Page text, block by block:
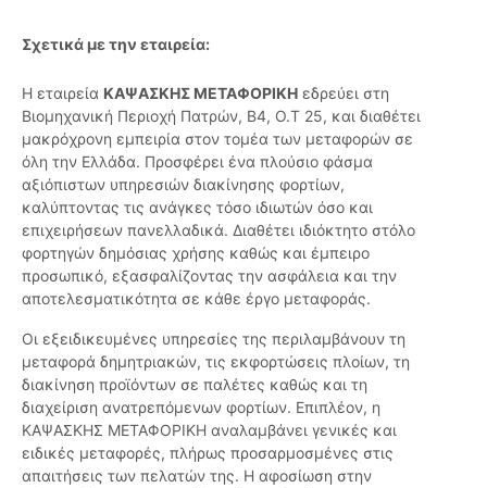
Σχετικά με την εταιρεία:
Η εταιρεία ΚΑΨΑΣΚΗΣ ΜΕΤΑΦΟΡΙΚΗ εδρεύει στη
Βιομηχανική Περιοχή Πατρών, Β4, Ο.Τ 25, και διαθέτει
μακρόχρονη εμπειρία στον τομέα των μεταφορών σε
όλη την Ελλάδα. Προσφέρει ένα πλούσιο φάσμα
αξιόπιστων υπηρεσιών διακίνησης φορτίων,
καλύπτοντας τις ανάγκες τόσο ιδιωτών όσο και
επιχειρήσεων πανελλαδικά. Διαθέτει ιδιόκτητο στόλο
φορτηγών δημόσιας χρήσης καθώς και έμπειρο
προσωπικό, εξασφαλίζοντας την ασφάλεια και την
αποτελεσματικότητα σε κάθε έργο μεταφοράς.
Οι εξειδικευμένες υπηρεσίες της περιλαμβάνουν τη
μεταφορά δημητριακών, τις εκφορτώσεις πλοίων, τη
διακίνηση προϊόντων σε παλέτες καθώς και τη
διαχείριση ανατρεπόμενων φορτίων. Επιπλέον, η
ΚΑΨΑΣΚΗΣ ΜΕΤΑΦΟΡΙΚΗ αναλαμβάνει γενικές και
ειδικές μεταφορές, πλήρως προσαρμοσμένες στις
απαιτήσεις των πελατών της. Η αφοσίωση στην